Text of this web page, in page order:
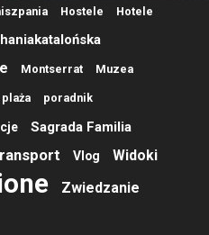
Hostele Hotele
Montserrat Muzea
plaża poradnik
Sagrada Familia
Vlog Widoki
Zwiedzanie